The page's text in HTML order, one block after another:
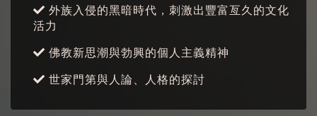
外族入侵的黑暗時代，刺激出豐富亙久的文化
活力
佛教新思潮與勃興的個人主義精神
世家門第與人論、人格的探討